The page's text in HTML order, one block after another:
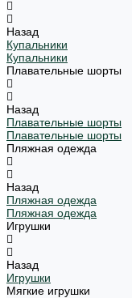
Назад
Купальники
Купальники
Плавательные шорты
Назад
Плавательные шорты
Плавательные шорты
Пляжная одежда
Назад
Пляжная одежда
Пляжная одежда
Игрушки
Назад
Игрушки
Мягкие игрушки